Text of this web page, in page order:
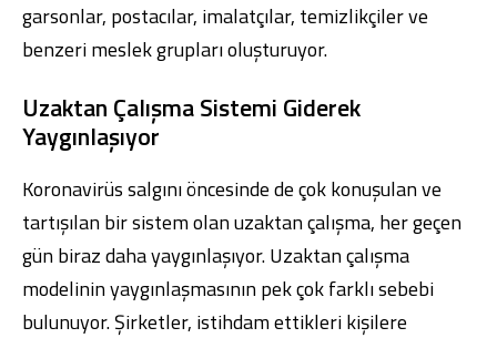
garsonlar, postacılar, imalatçılar, temizlikçiler ve
benzeri meslek grupları oluşturuyor.
Uzaktan Çalışma Sistemi Giderek
Yaygınlaşıyor
Koronavirüs salgını öncesinde de çok konuşulan ve
tartışılan bir sistem olan uzaktan çalışma, her geçen
gün biraz daha yaygınlaşıyor. Uzaktan çalışma
modelinin yaygınlaşmasının pek çok farklı sebebi
bulunuyor. Şirketler, istihdam ettikleri kişilere